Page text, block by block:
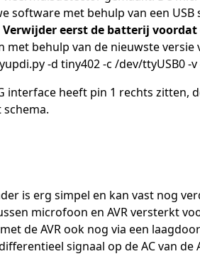
software met behulp van een
Verwijder eerst de batterij
met behulp van de nieuwste
-d tiny402 -c /dev/ttyUSB0 -
interface heeft pin 1 rechts zitten,
is erg simpel en kan vast nog
microfoon en AVR versterkt
de AVR ook nog via een
signaal op de AC van de